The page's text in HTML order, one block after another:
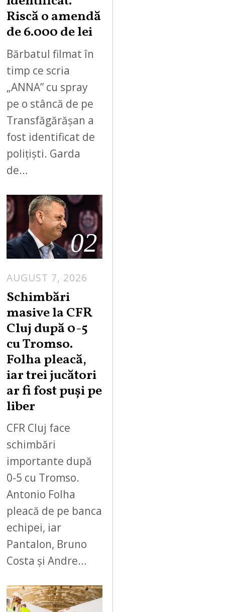
Riscă o amendă
de 6.000 de lei
Bărbatul filmat în
timp ce scria
„ANNA” cu spray
pe o stâncă de pe
Transfăgărășan a
fost identificat de
polițiști. Garda
de…
02
AUGUST 7, 2026
Schimbări
masive la CFR
Cluj după 0-5
cu Tromso.
Folha pleacă,
iar trei jucători
ar fi fost puși pe
liber
CFR Cluj face
schimbări
importante după
0-5 cu Tromso.
Antonio Folha
pleacă de pe banca
echipei, iar
Pantalon, Bruno
Costa și Andre…